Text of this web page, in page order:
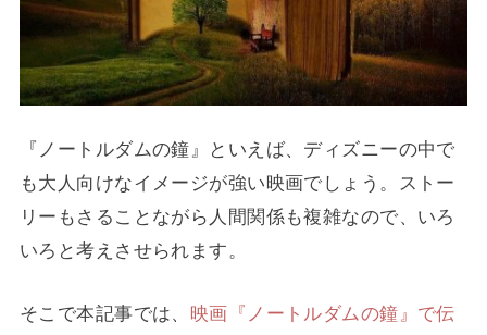
『ノートルダムの鐘』といえば、ディズニーの中で
も大人向けなイメージが強い映画でしょう。ストー
リーもさることながら人間関係も複雑なので、いろ
いろと考えさせられます。
そこで本記事では、 映画『ノートルダムの鐘』で伝